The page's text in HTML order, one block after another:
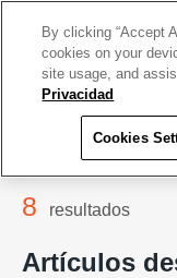
Salud y Belleza
8 resultados
Artículos
By clicking “Accept
cookies on your
site usage, and
Privacidad
Cookies